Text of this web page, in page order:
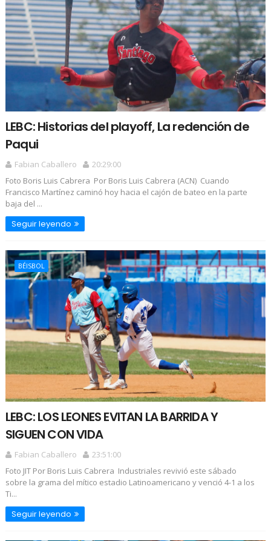
LEBC: Historias del playoff, La redención de
Paqui
Fabian Caballero
20:29:00
Foto Boris Luis Cabrera Por Boris Luis Cabrera (ACN) Cuando
Francisco Martínez caminó hoy hacia el cajón de bateo en la parte
baja del ...
Seguir leyendo
BÉISBOL
LEBC: LOS LEONES EVITAN LA BARRIDA Y
SIGUEN CON VIDA
Fabian Caballero
23:51:00
Foto JIT Por Boris Luis Cabrera Industriales revivió este sábado
sobre la grama del mítico estadio Latinoamericano y venció 4-1 a los
Ti...
Seguir leyendo